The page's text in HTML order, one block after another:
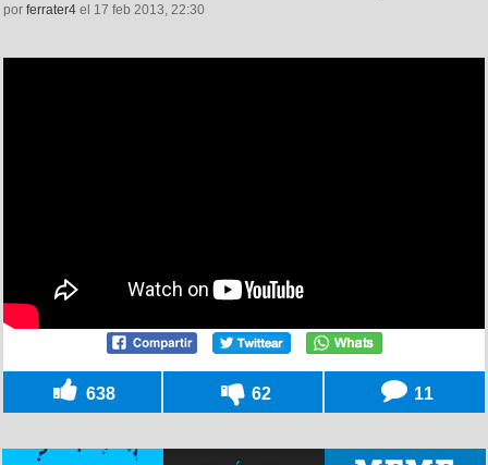
por ferrater4 el 17 feb 2013, 22:30
638 62 11